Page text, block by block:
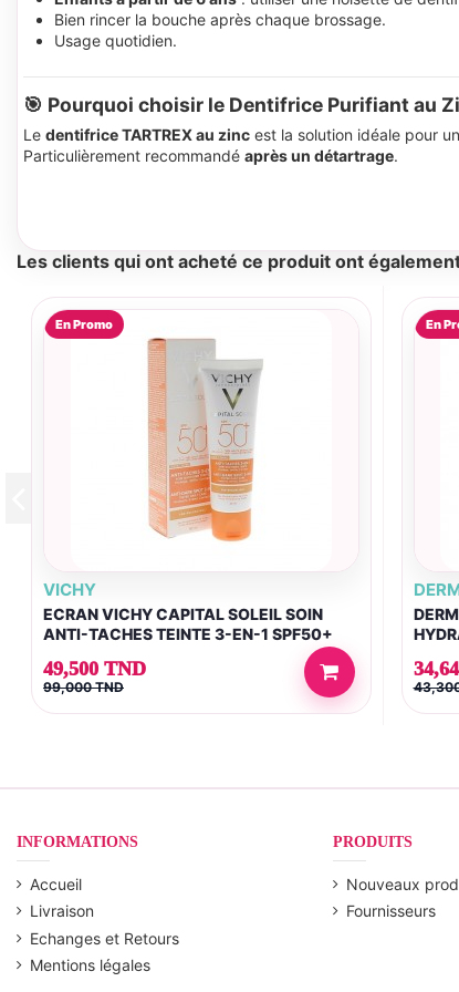
Bien rincer la bouche après chaque brossage.
Usage quotidien.
🎯 Pourquoi choisir le Dentifrice Purifiant au
Le dentifrice TARTREX au zinc est la solution idéale pour
Particulièrement recommandé après un détartrage.
Les clients qui ont acheté ce produit ont
En Promo
VICHY
ECRAN VICHY CAPITAL SOLEIL SOIN
ANTI-TACHES TEINTE 3-EN-1 SPF50+
49,500 TND
99,000 TND
En
INFORMATIONS
Accueil
Livraison
Echanges et Retours
Mentions légales
PRODUITS
Nouveaux
Fournisseurs